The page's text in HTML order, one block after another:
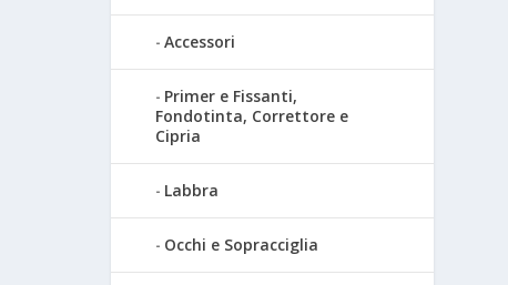
Accessori
Primer e Fissanti,
Fondotinta, Correttore e
Cipria
Labbra
Occhi e Sopracciglia